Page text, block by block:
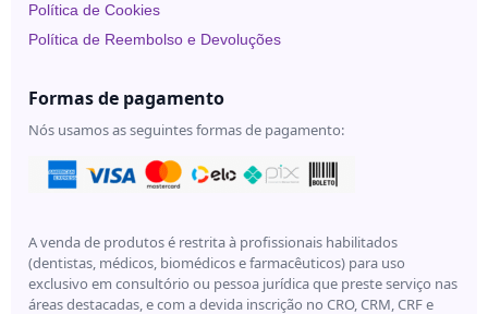
Política de Cookies
Política de Reembolso e Devoluções
Formas de pagamento
Nós usamos as seguintes formas de pagamento:
A venda de produtos é restrita à profissionais habilitados
(dentistas, médicos, biomédicos e farmacêuticos) para uso
exclusivo em consultório ou pessoa jurídica que preste serviço nas
áreas destacadas, e com a devida inscrição no CRO, CRM, CRF e